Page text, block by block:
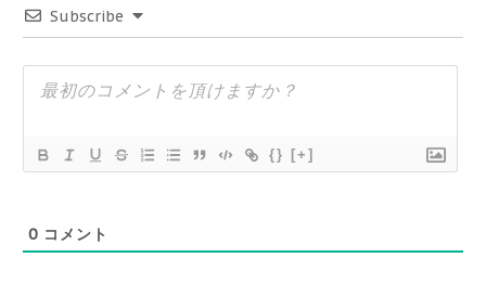
Subscribe
{} [+]
0 コメント